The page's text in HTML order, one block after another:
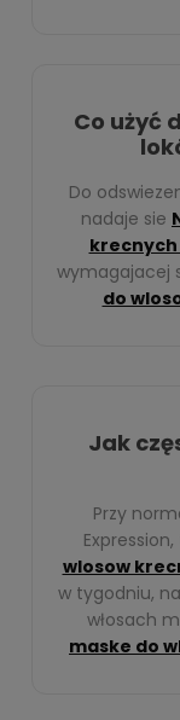
Co użyć
Do
nadaje sie
krecnych
wymagajacej
do
Jak
Przy
wlosow
w tygodniu,
włosach
maske do